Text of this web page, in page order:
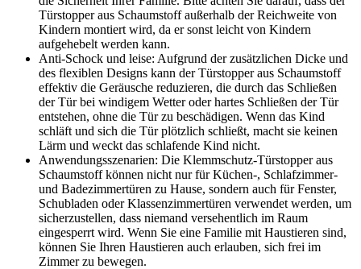
Türstopper aus Schaumstoff außerhalb der Reichweite von
Kindern montiert wird, da er sonst leicht von Kindern
aufgehebelt werden kann.
Anti-Schock und leise: Aufgrund der zusätzlichen Dicke und
des flexiblen Designs kann der Türstopper aus Schaumstoff
effektiv die Geräusche reduzieren, die durch das Schließen
der Tür bei windigem Wetter oder hartes Schließen der Tür
entstehen, ohne die Tür zu beschädigen. Wenn das Kind
schläft und sich die Tür plötzlich schließt, macht sie keinen
Lärm und weckt das schlafende Kind nicht.
Anwendungsszenarien: Die Klemmschutz-Türstopper aus
Schaumstoff können nicht nur für Küchen-, Schlafzimmer-
und Badezimmertüren zu Hause, sondern auch für Fenster,
Schubladen oder Klassenzimmertüren verwendet werden, um
sicherzustellen, dass niemand versehentlich im Raum
eingesperrt wird. Wenn Sie eine Familie mit Haustieren sind,
können Sie Ihren Haustieren auch erlauben, sich frei im
Zimmer zu bewegen.